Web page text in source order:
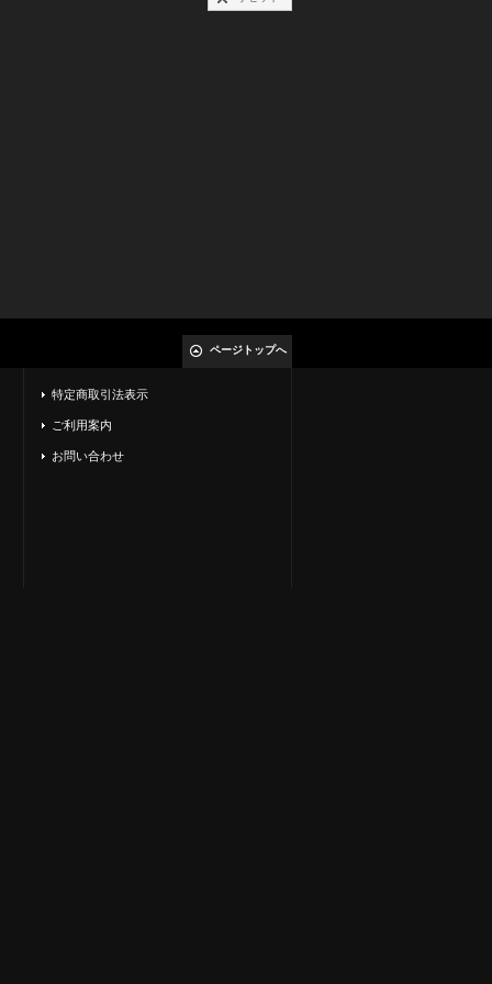
ページトップへ
特定商取引法表示
ご利用案内
お問い合わせ